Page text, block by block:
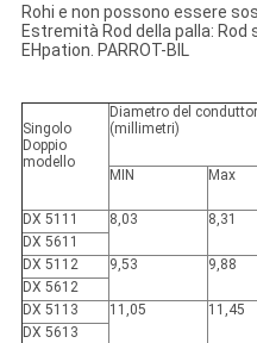
Rohi e non possono essere
Estremità Rod della palla:
EHpation. PARROT-BIL
Singolo
Doppio
modello
Diametro del
(millimetri)
MIN Max
DX 5111 8,03 8,31
DX 5611
DX 5112
9,53 9,88
DX 5612
DX 5113
11,05 11,45
DX 5613